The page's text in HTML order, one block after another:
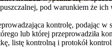
pod warunkiem że
kontrolę, podając w
lub której przeprowadziła
listę kontrolną i protokół